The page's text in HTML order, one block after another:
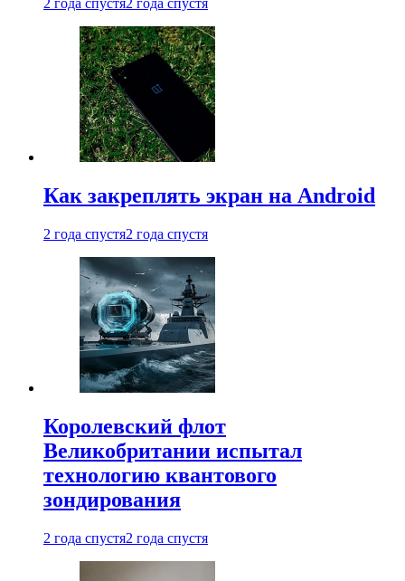
Как закреплять экран на Android
2 года спустя2 года спустя
Королевский флот
Великобритании испытал
технологию квантового
зондирования
2 года спустя2 года спустя